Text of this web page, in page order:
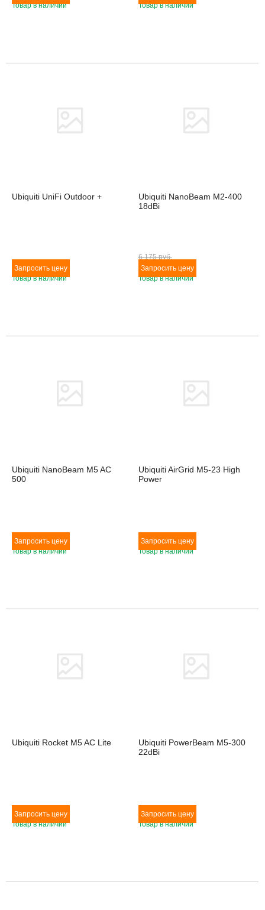
Товар в наличии Товар в наличии
Ubiquiti UniFi Outdoor +
Товар в наличии
Ubiquiti NanoBeam M2-400
18dBi
6 175 pуб.
Товар в наличии
Ubiquiti NanoBeam M5 AC
500
Товар в наличии
Ubiquiti AirGrid M5-23 High
Power
Товар в наличии
Ubiquiti Rocket M5 AC Lite
Товар в наличии
Ubiquiti PowerBeam M5-300
22dBi
Товар в наличии